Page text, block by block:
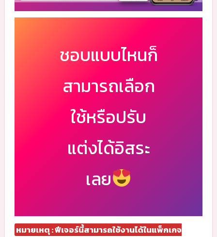
ชอบแบบไหนก็
สามารถเลือก
ใช้หรือปรับ
แต่งได้อิสระ
เลย
หมายเหตุ : ฟีเจอร์นี้สามารถใช้งานได้ในแพ็กเกจ